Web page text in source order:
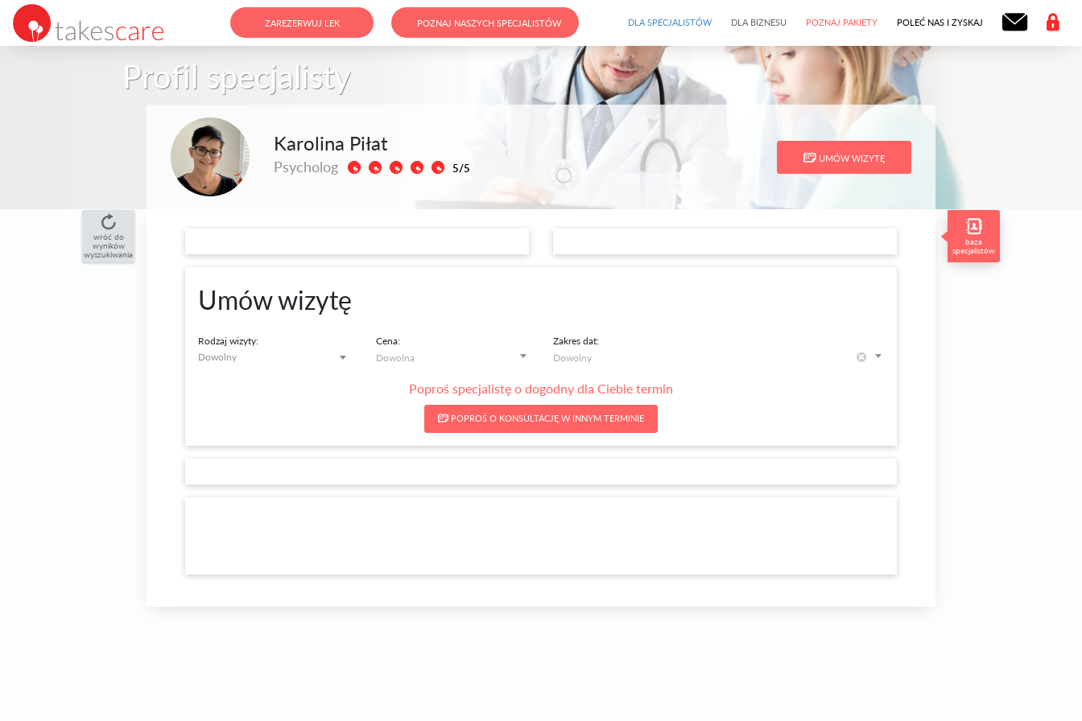
ZAREZERWUJ LEK POZNAJ NASZYCH SPECJALISTÓW DLA SPECJALISTÓW DLA BIZNESU POZNAJ PAKIETY POLEĆ NAS I ZYSKAJ
Profil specjalisty
Karolina Piłat
Psycholog 5/5
UMÓW WIZYTĘ
wróć do
wyników
wyszukiwania
Umów wizytę
Rodzaj wizyty:
Dowolny
Cena: Zakres dat:
Poproś specjalistę o dogodny dla Ciebie termin
POPROŚ O KONSULTACJĘ W INNYM TERMINIE
baza
specjalistów